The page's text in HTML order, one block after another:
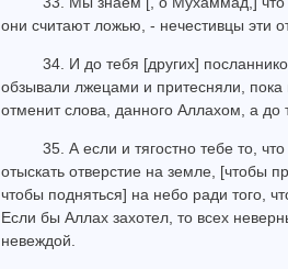
они считают ложью, - нечестивцы эти
34. И до тебя [других]
обзывали лжецами и притесняли,
отменит слова, данного Аллахом, а до
35. А если и тягостно тебе то,
отыскать отверстие на земле, [чтобы
чтобы подняться] на небо ради того,
Если бы Аллах захотел, то всех
невеждой.